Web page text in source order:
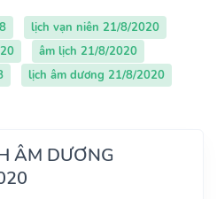
lịch vạn niên 21/8/2020
âm lịch 21/8/2020
lịch âm dương 21/8/2020
ÂM DƯƠNG